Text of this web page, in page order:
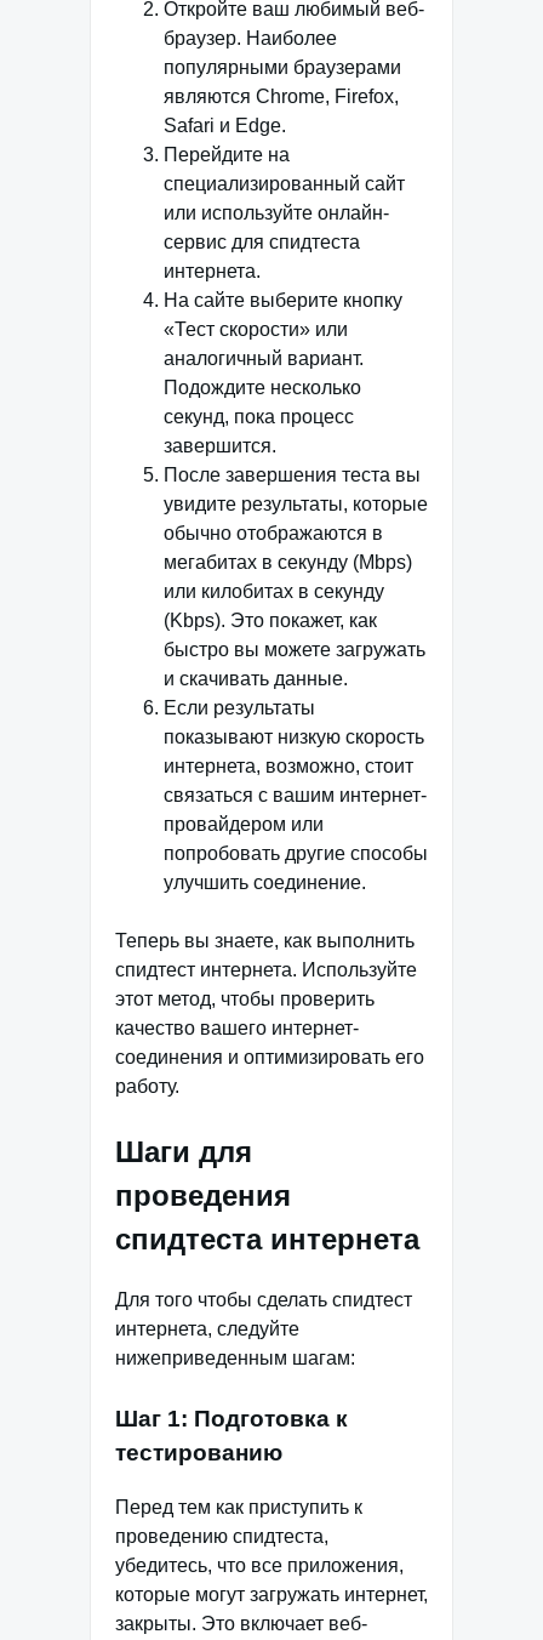
Откройте ваш любимый веб-
браузер. Наиболее
популярными браузерами
являются Chrome, Firefox,
Safari и Edge.
Перейдите на
специализированный сайт
или используйте онлайн-
сервис для спидтеста
интернета.
На сайте выберите кнопку
«Тест скорости» или
аналогичный вариант.
Подождите несколько
секунд, пока процесс
завершится.
После завершения теста вы
увидите результаты, которые
обычно отображаются в
мегабитах в секунду (Mbps)
или килобитах в секунду
(Kbps). Это покажет, как
быстро вы можете загружать
и скачивать данные.
Если результаты
показывают низкую скорость
интернета, возможно, стоит
связаться с вашим интернет-
провайдером или
попробовать другие способы
улучшить соединение.
Теперь вы знаете, как выполнить
спидтест интернета. Используйте
этот метод, чтобы проверить
качество вашего интернет-
соединения и оптимизировать его
работу.
Шаги для
проведения
спидтеста интернета
Для того чтобы сделать спидтест
интернета, следуйте
нижеприведенным шагам:
Шаг 1: Подготовка к
тестированию
Перед тем как приступить к
проведению спидтеста,
убедитесь, что все приложения,
которые могут загружать интернет,
закрыты. Это включает веб-